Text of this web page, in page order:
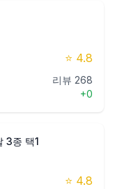
⭐ 4.8
리뷰 268
+0
3종 택1
⭐ 4.8